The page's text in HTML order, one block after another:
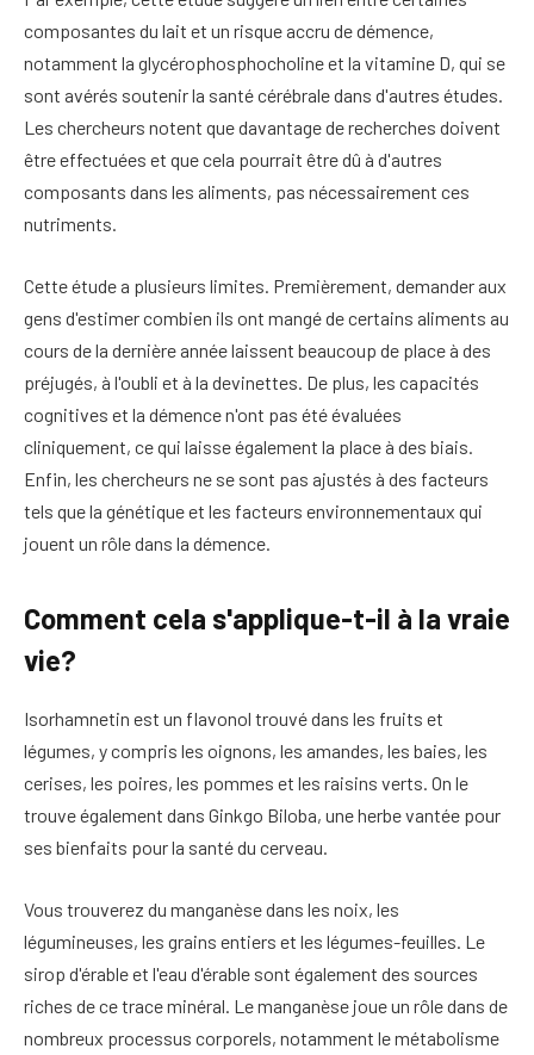
composantes du lait et un risque accru de démence,
notamment la glycérophosphocholine et la vitamine D, qui se
sont avérés soutenir la santé cérébrale dans d'autres études.
Les chercheurs notent que davantage de recherches doivent
être effectuées et que cela pourrait être dû à d'autres
composants dans les aliments, pas nécessairement ces
nutriments.
Cette étude a plusieurs limites. Premièrement, demander aux
gens d'estimer combien ils ont mangé de certains aliments au
cours de la dernière année laissent beaucoup de place à des
préjugés, à l'oubli et à la devinettes. De plus, les capacités
cognitives et la démence n'ont pas été évaluées
cliniquement, ce qui laisse également la place à des biais.
Enfin, les chercheurs ne se sont pas ajustés à des facteurs
tels que la génétique et les facteurs environnementaux qui
jouent un rôle dans la démence.
Comment cela s'applique-t-il à la vraie
vie?
Isorhamnetin est un flavonol trouvé dans les fruits et
légumes, y compris les oignons, les amandes, les baies, les
cerises, les poires, les pommes et les raisins verts. On le
trouve également dans Ginkgo Biloba, une herbe vantée pour
ses bienfaits pour la santé du cerveau.
Vous trouverez du manganèse dans les noix, les
légumineuses, les grains entiers et les légumes-feuilles. Le
sirop d'érable et l'eau d'érable sont également des sources
riches de ce trace minéral. Le manganèse joue un rôle dans de
nombreux processus corporels, notamment le métabolisme